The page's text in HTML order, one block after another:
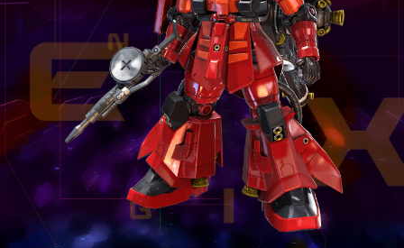
BUTTON PLACEMENT
ゲームパッドボタン配置
TWITTER
ツイッター
YOUTUBE
ユーチューブ